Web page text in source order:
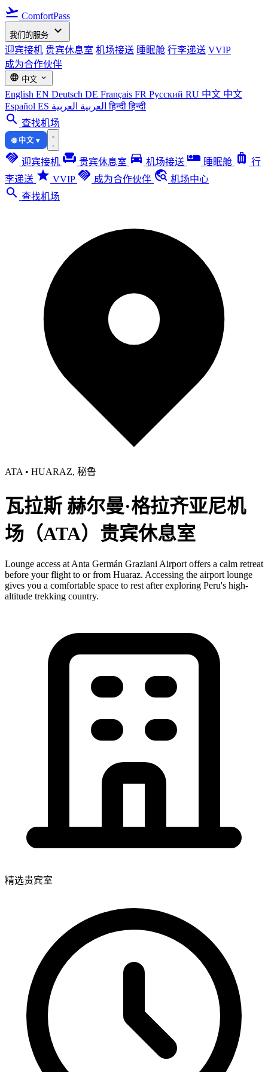
flight_takeoff ComfortPass
我们的服务 expand_more
迎宾接机 贵宾休息室 机场接送 睡眠舱 行李递送 VVIP
成为合作伙伴
language 中文 expand_more
English EN Deutsch DE Français FR Русский RU 中文 中文
Español ES العربية العربية हिन्दीहिन्दी
search 查找机场
🌐 中文 ▾
handshake 迎宾接机 chair 贵宾休息室 directions_car 机场接送 airline_seat_individual_suite 睡眠舱 luggage 行
李递送 star VVIP handshake 成为合作伙伴 travel_explore 机场中心
search 查找机场
ATA • HUARAZ, 秘鲁
瓦拉斯 赫尔曼·格拉齐亚尼机
场（ATA）贵宾休息室
Lounge access at Anta Germán Graziani Airport offers a calm retreat
before your flight to or from Huaraz. Accessing the airport lounge
gives you a comfortable space to rest after exploring Peru's high-
altitude trekking country.
精选贵宾室